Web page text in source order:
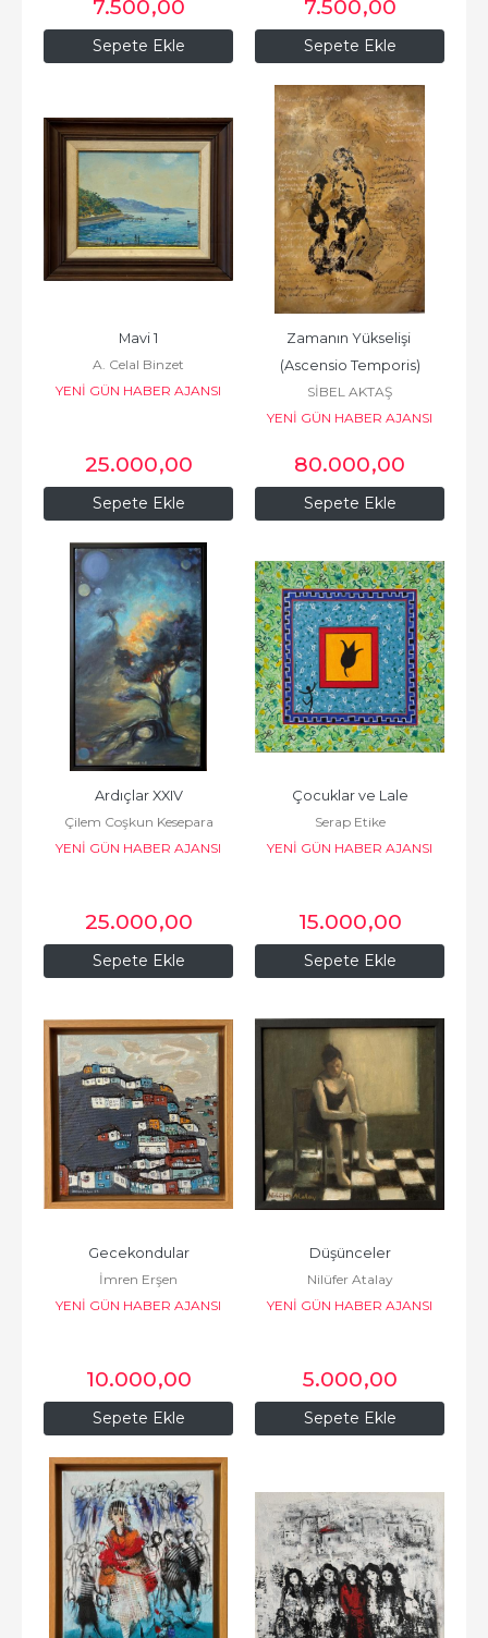
Sepete Ekle
7.500,00
Sepete Ekle
7.500,00
Sepete Ekle
Mavi 1
A. Celal Binzet
YENİ GÜN HABER AJANSI
25.000,00
Sepete Ekle
Zamanın Yükselişi
(Ascensio Temporis)
SİBEL AKTAŞ
YENİ GÜN HABER AJANSI
80.000,00
Sepete Ekle
Ardıçlar XXIV
Çilem Coşkun Kesepara
YENİ GÜN HABER AJANSI
25.000,00
Sepete Ekle
Çocuklar ve Lale
Serap Etike
YENİ GÜN HABER AJANSI
15.000,00
Sepete Ekle
Gecekondular
İmren Erşen
YENİ GÜN HABER AJANSI
10.000,00
Sepete Ekle
Düşünceler
Nilüfer Atalay
YENİ GÜN HABER AJANSI
5.000,00